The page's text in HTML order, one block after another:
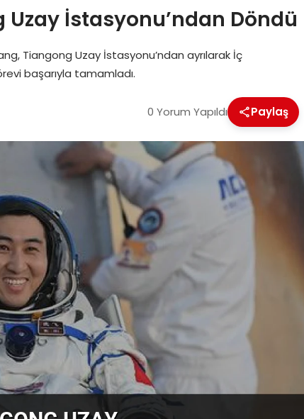
İstasyonu’ndan Döndü
Tiangong Uzay İstasyonu’ndan ayrılarak İç
başarıyla tamamladı.
0 Yorum Yapıldı Paylaş